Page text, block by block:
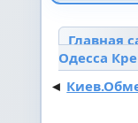
Главная
Одесса
◄